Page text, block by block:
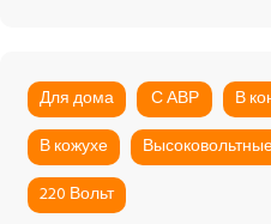
Для дома С АВР В
В кожухе
220 Вольт